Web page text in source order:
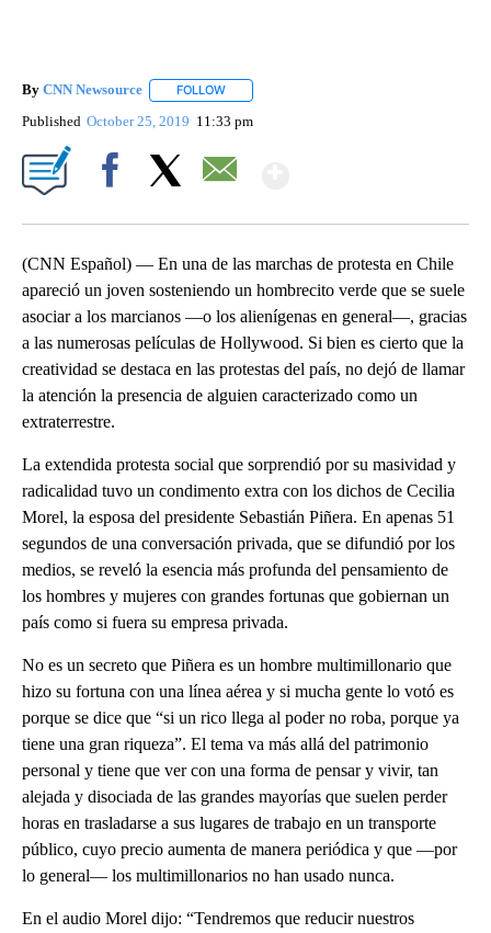
By CNN Newsource FOLLOW
Published October 25, 2019 11:33 pm
(CNN Español) — En una de las marchas de protesta en Chile
apareció un joven sosteniendo un hombrecito verde que se suele
asociar a los marcianos —o los alienígenas en general—, gracias
a las numerosas películas de Hollywood. Si bien es cierto que la
creatividad se destaca en las protestas del país, no dejó de llamar
la atención la presencia de alguien caracterizado como un
extraterrestre.
La extendida protesta social que sorprendió por su masividad y
radicalidad tuvo un condimento extra con los dichos de Cecilia
Morel, la esposa del presidente Sebastián Piñera. En apenas 51
segundos de una conversación privada, que se difundió por los
medios, se reveló la esencia más profunda del pensamiento de
los hombres y mujeres con grandes fortunas que gobiernan un
país como si fuera su empresa privada.
No es un secreto que Piñera es un hombre multimillonario que
hizo su fortuna con una línea aérea y si mucha gente lo votó es
porque se dice que “si un rico llega al poder no roba, porque ya
tiene una gran riqueza”. El tema va más allá del patrimonio
personal y tiene que ver con una forma de pensar y vivir, tan
alejada y disociada de las grandes mayorías que suelen perder
horas en trasladarse a sus lugares de trabajo en un transporte
público, cuyo precio aumenta de manera periódica y que —por
lo general— los multimillonarios no han usado nunca.
En el audio Morel dijo: “Tendremos que reducir nuestros